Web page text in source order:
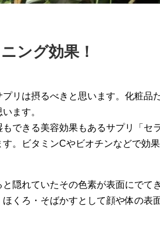
ング効果！
リは摂るべきと思います。化粧品
ます。
できる美容効果もあるサプリ「セ
。ビタミンCやビオチンなどで効
隠れていたその色素が表面にでて
くろ・そばかすとして顔や体の表